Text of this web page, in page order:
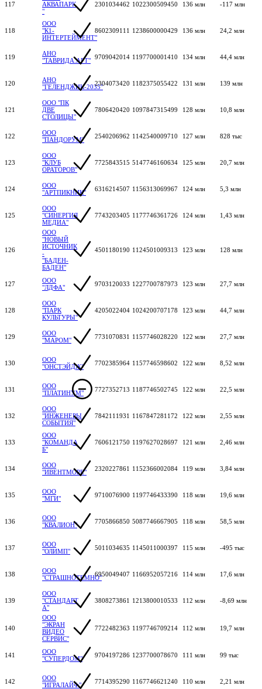
117
АКВАПАРК
"
2301034462 1022300509450 136 млн -117 млн
118
ООО
"К1-
ИНТЕРТЕЙМЕНТ"
8602309111 1238600000429 136 млн 24,2 млн
119
АНО
"ТАВРИДА.АРТ" 9709042014 1197700001410 134 млн 44,4 млн
120
АНО
"ГЕЛЕНДЖИК-2035"2304073420 1182375055422 131 млн 139 млн
121
ООО "ПК
ДВЕ
СТОЛИЦЫ"
7806420420 1097847315499 128 млн 10,8 млн
122
ООО
"ПАНДОРУМ"
2540206962 1142540009710 127 млн 828 тыс
123
ООО
"КЛУБ
ОРАТОРОВ"
7725843515 5147746160634 125 млн 20,7 млн
124
ООО
"АРТПИКНИК"
6316214507 1156313069967 124 млн 5,3 млн
125
ООО
"СИНЕРГИЯ
МЕДИА"
7743203405 1177746361726 124 млн 1,43 млн
126
ООО
"НОВЫЙ
ИСТОЧНИК
-
"БАДЕН-
БАДЕН"
4501180190 1124501009313 123 млн 128 млн
127
ООО
"ЛДФА"
9703120033 1227700787973 123 млн 27,7 млн
128
ООО
"ПАРК
КУЛЬТУРЫ"
4205022404 1024200707178 123 млн 44,7 млн
129
ООО
"МАРОМ"
7731070831 1157746028220 122 млн 27,7 млн
130
ООО
"ОНСТЭЙДЖ"
7702385964 1157746598602 122 млн 8,52 млн
131
ООО
"ПЛАТИНУМ"
7727352713 1187746502745 122 млн 22,5 млн
132
ООО
"ИНЖЕНЕРЫ
СОБЫТИЯ"
7842111931 1167847281172 122 млн 2,55 млн
133
ООО
"КОМАНДА
Б"
7606121750 1197627028697 121 млн 2,46 млн
134
ООО
"ИВЕНТМОРЕ"
2320227861 1152366002084 119 млн 3,84 млн
135
ООО
"МГИ"
9710076900 1197746433390 118 млн 19,6 млн
136
ООО
"КВАЛИОН"
7705866850 5087746667905 118 млн 58,5 млн
137
ООО
"ОЛИМП"
5011034635 1145011000397 115 млн -495 тыс
138
ООО
"СТРАШНОТЕМНО"6950049407 1166952057216 114 млн 17,6 млн
139
ООО
"СТАНДАРТ
А"
3808273861 1213800010533 112 млн -8,69 млн
140
ООО
"ЭКРАН
ВИДЕО
СЕРВИС"
7722482363 1197746709214 112 млн 19,7 млн
141
ООО
"СУПЕРДОМ"
9704197286 1237700078670 111 млн 99 тыс
142
ООО
"ИГРАЛАЙФ"
7714395290 1167746621240 110 млн 2,21 млн